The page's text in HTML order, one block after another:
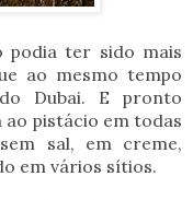
podia ter sido mais
ao mesmo tempo
Dubai. E pronto
ao pistácio em todas
sal, em creme,
em vários sítios.